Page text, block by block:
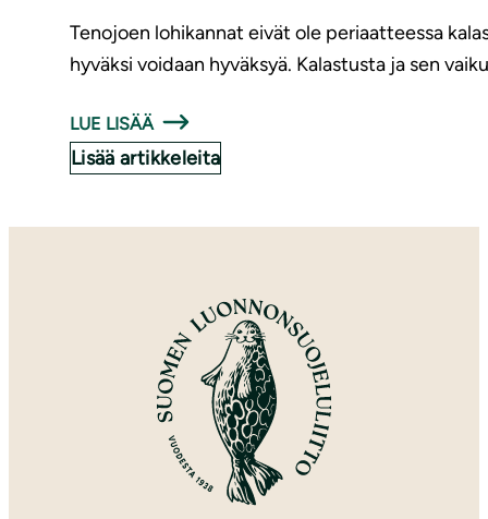
Tenojoen lohikannat eivät ole periaatteessa
hyväksi voidaan hyväksyä. Kalastusta ja sen
LUE LISÄÄ
Lisää artikkeleita